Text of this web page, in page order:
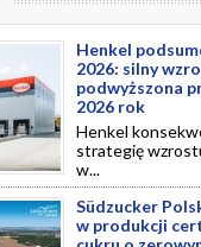
Henkel
2026: silny
podwyższona
2026 rok
Henkel
strategię
w...
Südzucker
w produkcji